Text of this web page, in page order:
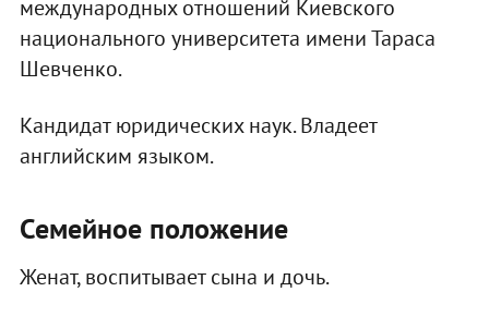
международных отношений Киевского
национального университета имени Тараса
Шевченко.
Кандидат юридических наук. Владеет
английским языком.
Семейное положение
Женат, воспитывает сына и дочь.